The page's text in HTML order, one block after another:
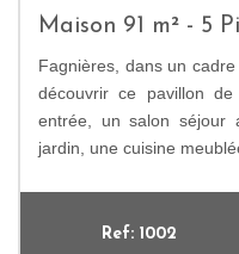
Maison 91 m² - 5
Fagnières, dans un
découvrir ce pavillon
entrée, un salon séjour
jardin, une cuisine
Ref: 1002